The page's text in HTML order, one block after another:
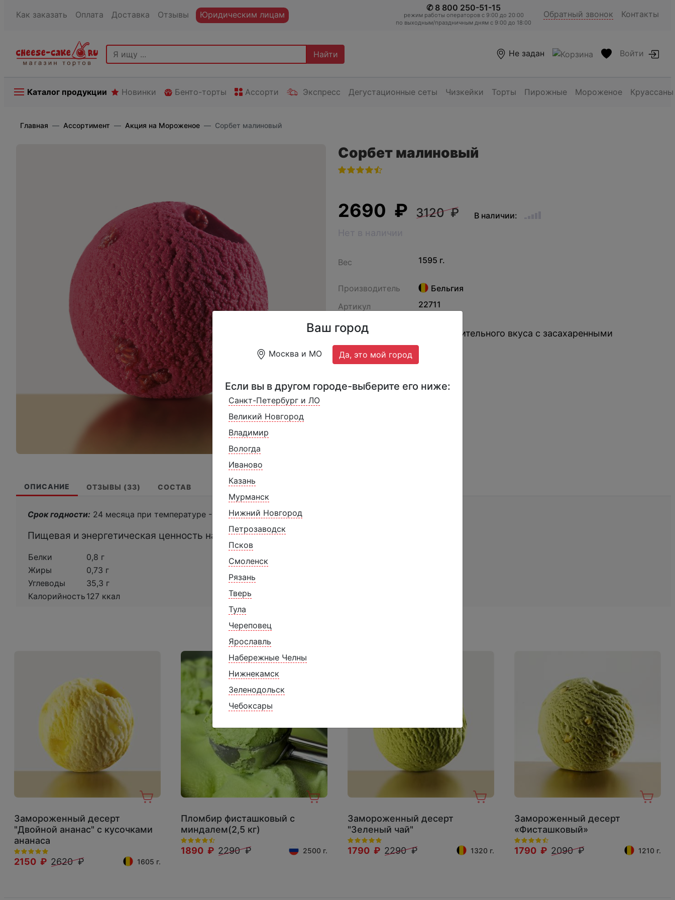
Как заказать Оплата Доставка Отзывы Юридическим лицам
✆ 8 800 250-51-15
режим работы операторов c 9:00 до 20:00
по выходным/праздничным дням с 9:00 до 18:00
Обратный звонок Контакты
Найти Не задан Войти
Каталог продукции Новинки Бенто-торты Ассорти Экспресс Дегустационные сеты Чизкейки Торты Пирожные Мороженое Круассаны
Ваш город
Москва и МО Да, это мой город
Если вы в другом городе-выберите его ниже:
Санкт-Петербург и ЛО
Великий Новгород
Владимир
Вологда
Иваново
Казань
Мурманск
Нижний Новгород
Петрозаводск
Псков
Смоленск
Рязань
Тверь
Тула
Череповец
Ярославль
Набережные Челны
Нижнекамск
Зеленодольск
Чебоксары
Главная Ассортимент Акция на Мороженое Сорбет малиновый
Сорбет малиновый
2690 ₽ 3120 ₽ В наличии:
Вес 1595 г.
Производитель
Бельгия
Артикул
22711
Малиновый сорбет исключительного вкуса с засахаренными
кусочками свежей малины.
ОПИСАНИЕ ОТЗЫВЫ (33) СОСТАВ
Срок годности: 24 месяца при температуре -18С
Пищевая и энергетическая ценность на 100 г:
Белки
0,8 г
Жиры
0,73 г
Углеводы
35,3 г
Калорийность 127 ккал
Похожие товары
Замороженный десерт
"Двойной ананас" с кусочками
ананаса
2150 ₽ 2620 ₽ 1605 г.
Пломбир фисташковый с
миндалем(2,5 кг)
1890 ₽ 2290 ₽ 2500 г.
Замороженный десерт
"Зеленый чай"
1790 ₽ 2290 ₽ 1320 г.
Замороженный десерт
«Фисташковый»
1790 ₽ 2090 ₽ 1210 г.